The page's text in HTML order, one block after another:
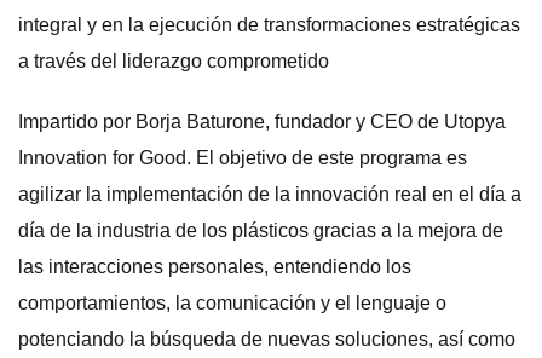
integral y en la ejecución de transformaciones estratégicas
a través del liderazgo comprometido
Impartido por Borja Baturone, fundador y CEO de Utopya
Innovation for Good. El objetivo de este programa es
agilizar la implementación de la innovación real en el día a
día de la industria de los plásticos gracias a la mejora de
las interacciones personales, entendiendo los
comportamientos, la comunicación y el lenguaje o
potenciando la búsqueda de nuevas soluciones, así como